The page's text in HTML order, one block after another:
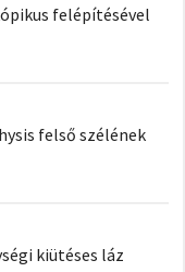
felépítésével
felső szélének
kiütéses láz